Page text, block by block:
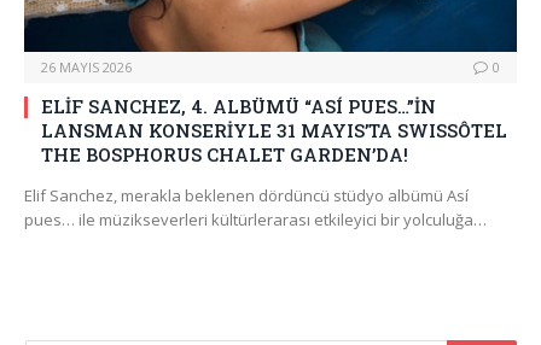
26 MAYIS 2026 0
ELİF SANCHEZ, 4. ALBÜMÜ “ASÍ PUES…”İN
LANSMAN KONSERİYLE 31 MAYIS’TA SWISSÔTEL
THE BOSPHORUS CHALET GARDEN’DA!
Elif Sanchez, merakla beklenen dördüncü stüdyo albümü Así
pues… ile müzikseverleri kültürlerarası etkileyici bir yolculuğa…